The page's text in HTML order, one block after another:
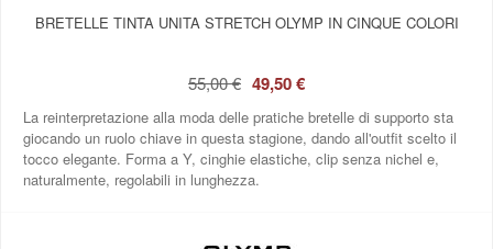
BRETELLE TINTA UNITA STRETCH OLYMP IN CINQUE COLORI
55,00 € 49,50 €
La reinterpretazione alla moda delle pratiche bretelle di supporto sta
giocando un ruolo chiave in questa stagione, dando all'outfit scelto il
tocco elegante. Forma a Y, cinghie elastiche, clip senza nichel e,
naturalmente, regolabili in lunghezza.